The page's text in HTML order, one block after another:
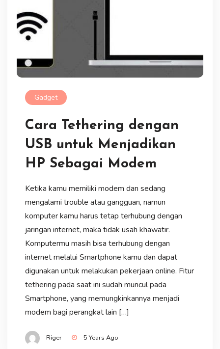
Gadget
Cara Tethering dengan
USB untuk Menjadikan
HP Sebagai Modem
Ketika kamu memiliki modem dan sedang
mengalami trouble atau gangguan, namun
komputer kamu harus tetap terhubung dengan
jaringan internet, maka tidak usah khawatir.
Komputermu masih bisa terhubung dengan
internet melalui Smartphone kamu dan dapat
digunakan untuk melakukan pekerjaan online. Fitur
tethering pada saat ini sudah muncul pada
Smartphone, yang memungkinkannya menjadi
modem bagi perangkat lain […]
Riger 5 Years Ago